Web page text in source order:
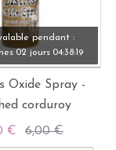
pendant :
02 jours 04:38:19
Oxide Spray -
corduroy
€ 6,00 €